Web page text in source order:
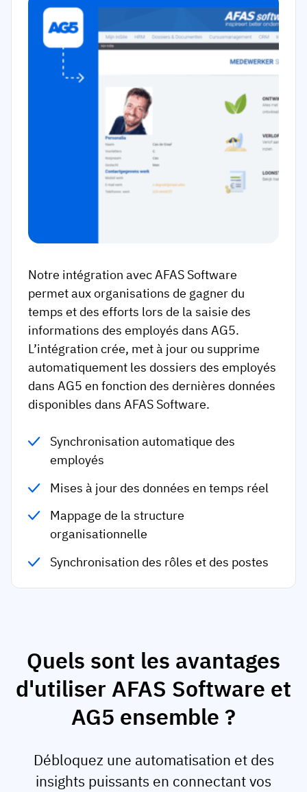
Notre intégration avec AFAS Software
permet aux organisations de gagner du
temps et des efforts lors de la saisie des
informations des employés dans AG5.
L’intégration crée, met à jour ou supprime
automatiquement les dossiers des employés
dans AG5 en fonction des dernières données
disponibles dans AFAS Software.
Synchronisation automatique des
employés
Mises à jour des données en temps réel
Mappage de la structure
organisationnelle
Synchronisation des rôles et des postes
Quels sont les avantages
d'utiliser AFAS Software et
AG5 ensemble ?
Débloquez une automatisation et des
insights puissants en connectant vos